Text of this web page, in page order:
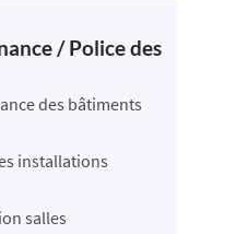
/ Police des
des bâtiments
installations
salles